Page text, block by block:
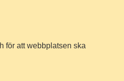
för att webbplatsen ska